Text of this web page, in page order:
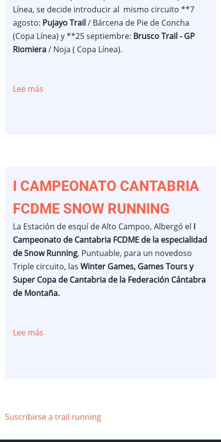
Línea, se decide introducir al mismo circuito **7
agosto: Pujayo Trail/ Bárcena de Pie de Concha
(Copa Línea) y **25 septiembre: Brusco Trail - GP
Riomiera/ Noja ( Copa Línea).
Lee más
I CAMPEONATO CANTABRIA
FCDME SNOW RUNNING
La Estación de esquí de Alto Campoo, Albergó el I
Campeonato de Cantabria FCDME de la especialidad
de Snow Running, Puntuable, para un novedoso
Triple circuito, las Winter Games, Games Tours y
Super Copa de Cantabria de la Federación Cántabra
de Montaña.
Lee más
RUNNING
Suscribirse a trail running